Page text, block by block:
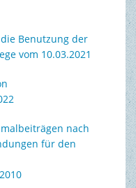
Benutzung der
vom 10.03.2021
nach
für den